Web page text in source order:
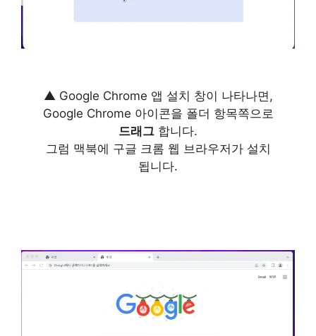
▲ Google Chrome 앱 설치 창이 나타나면,
Google Chrome 아이콘을 폴더 항목쪽으로
드래그 합니다.
그럼 맥북에 구글 크롬 웹 브라우저가 설치
됩니다.